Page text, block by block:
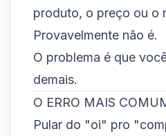
produto, o preço ou o
Provavelmente não é.
O problema é que
demais.
O ERRO MAIS
Pular do "oi" pro